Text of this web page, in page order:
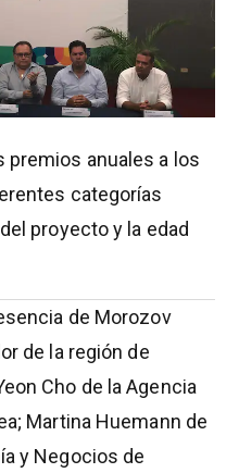
premios anuales a los
categorías
proyecto y la edad
de Morozov
de la región de
Cho de la Agencia
Martina Huemann de
y Negocios de